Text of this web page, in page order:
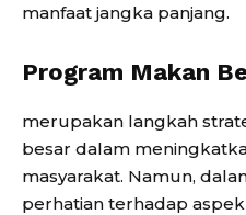
manfaat jangka panjang.
Program Makan
merupakan langkah
besar dalam
masyarakat. Namun,
perhatian terhadap